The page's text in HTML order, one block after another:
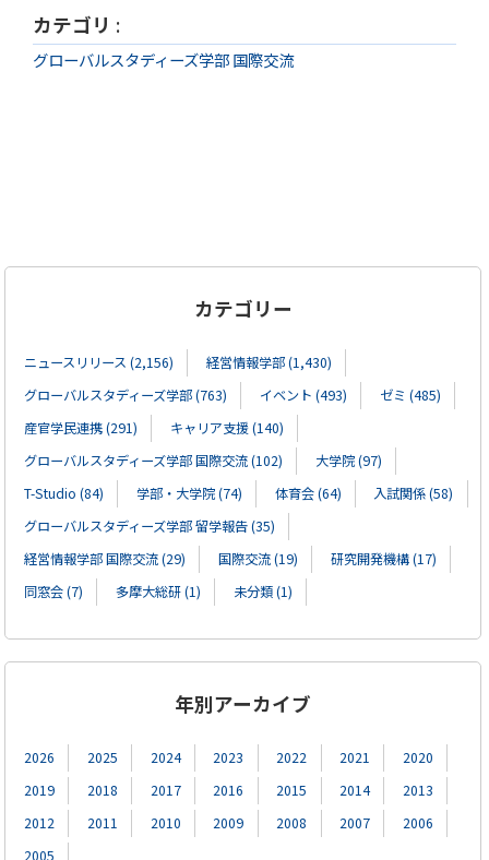
カテゴリ :
グローバルスタディーズ学部 国際交流
カテゴリー
ニュースリリース (2,156)
経営情報学部 (1,430)
グローバルスタディーズ学部 (763)
イベント (493)
ゼミ (485)
産官学民連携 (291)
キャリア支援 (140)
グローバルスタディーズ学部 国際交流 (102)
大学院 (97)
T-Studio (84)
学部・大学院 (74) 体育会 (64)
入試関係 (58)
グローバルスタディーズ学部 留学報告 (35)
経営情報学部 国際交流 (29)
国際交流 (19)
研究開発機構 (17)
同窓会 (7)
多摩大総研 (1) 未分類 (1)
年別アーカイブ
2026 2025 2024 2023 2022 2021
2020
2019
2018 2017 2016 2015 2014
2013
2012
2011 2010 2009 2008 2007
2006
2005